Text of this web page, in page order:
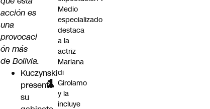
acción es
una
provocaci
ón más
de Bolivia.
Kuczynski
presentó
su
Medio
especializado
destaca
a la
actriz
Mariana
di
Girolamo
y la
incluye